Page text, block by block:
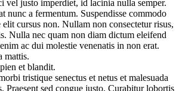
vel justo imperdiet, id lacinia nulla semper.
nunc a fermentum. Suspendisse commodo
cursus non. Nullam non consectetur risus,
Nulla nec quam non diam dictum eleifend
ac dui molestie venenatis in non erat.
mattis.
et blandit.
tristique senectus et netus et malesuada
Praesent sed congue justo. Curabitur lobortis